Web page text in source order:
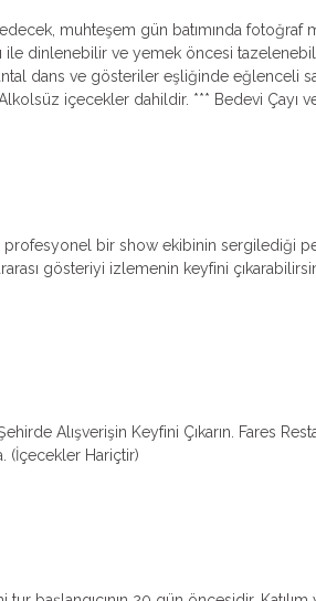
muhteşem gün batımında fotoğraf
ile dinlenebilir ve yemek öncesi
dans ve gösteriler eşliğinde eğlenceli
içecekler dahildir. *** Bedevi Çayı
profesyonel bir show ekibinin sergilediği
gösteriyi izlemenin keyfini
Alışverişin Keyfini Çıkarın. Fares
(İçecekler Hariçtir)